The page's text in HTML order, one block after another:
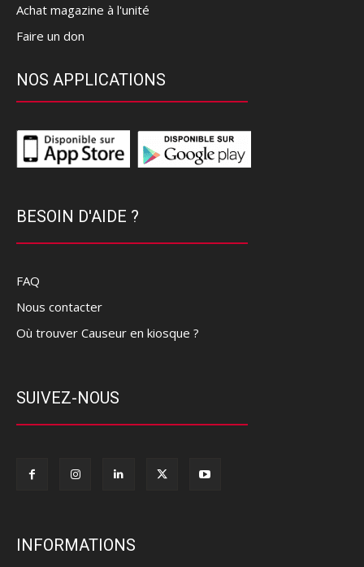
Achat magazine à l'unité
Faire un don
NOS APPLICATIONS
BESOIN D'AIDE ?
FAQ
Nous contacter
Où trouver Causeur en kiosque ?
SUIVEZ-NOUS
INFORMATIONS